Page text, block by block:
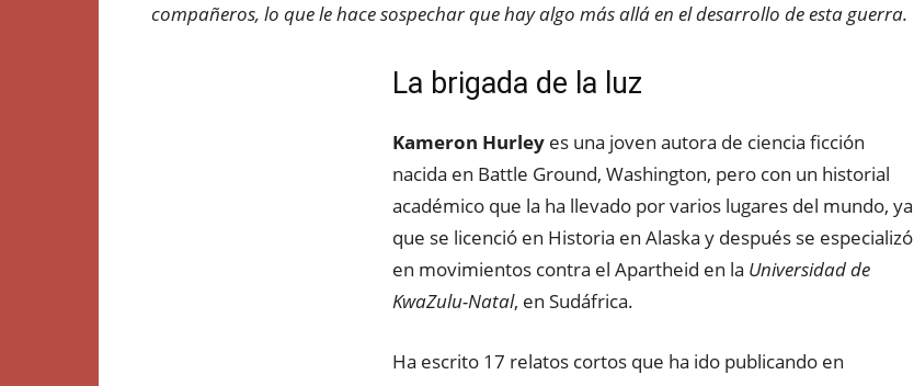
compañeros, lo que le hace sospechar que hay algo más allá en el desarrollo de esta guerra.
La brigada de la luz
Kameron Hurley es una joven autora de ciencia ficción
nacida en Battle Ground, Washington, pero con un historial
académico que la ha llevado por varios lugares del mundo, ya
que se licenció en Historia en Alaska y después se especializó
en movimientos contra el Apartheid en la Universidad de
KwaZulu-Natal, en Sudáfrica.
Ha escrito 17 relatos cortos que ha ido publicando en